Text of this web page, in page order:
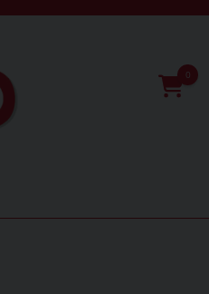
0